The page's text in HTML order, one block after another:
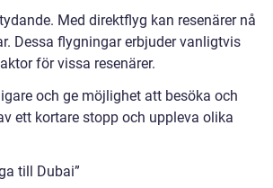
Med direktflyg kan resenärer nå
Dessa flygningar erbjuder vanligtvis
för vissa resenärer.
och ge möjlighet att besöka och
ett kortare stopp och uppleva olika
till Dubai”